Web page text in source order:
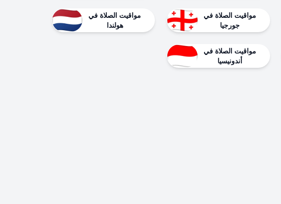
مواقيت الصلاة في
جورجيا
مواقيت الصلاة في
هولندا
مواقيت الصلاة في
أندونيسيا